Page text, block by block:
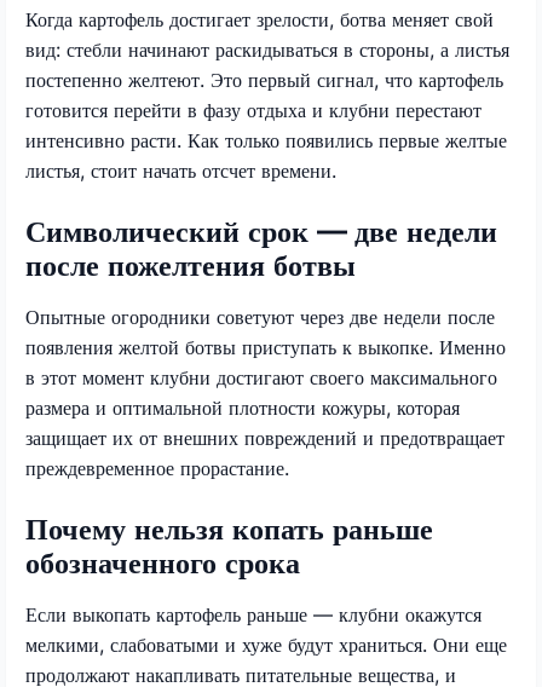
Когда картофель достигает зрелости, ботва меняет свой
вид: стебли начинают раскидываться в стороны, а листья
постепенно желтеют. Это первый сигнал, что картофель
готовится перейти в фазу отдыха и клубни перестают
интенсивно расти. Как только появились первые желтые
листья, стоит начать отсчет времени.
Символический срок — две недели
после пожелтения ботвы
Опытные огородники советуют через две недели после
появления желтой ботвы приступать к выкопке. Именно
в этот момент клубни достигают своего максимального
размера и оптимальной плотности кожуры, которая
защищает их от внешних повреждений и предотвращает
преждевременное прорастание.
Почему нельзя копать раньше
обозначенного срока
Если выкопать картофель раньше — клубни окажутся
мелкими, слабоватыми и хуже будут храниться. Они еще
продолжают накапливать питательные вещества, и